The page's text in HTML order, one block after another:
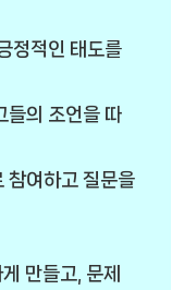
정적인 태도를
들의 조언을 따
참여하고 질문을
만들고, 문제